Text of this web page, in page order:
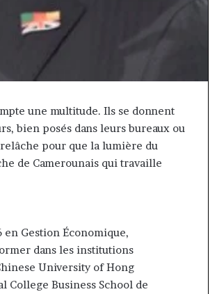
une multitude. Ils se donnent
bien posés dans leurs bureaux ou
pour que la lumière du
de Camerounais qui travaille
en Gestion Économique,
dans les institutions
University of Hong
College Business School de
prend
la
présidence
conseil,
Jean-
Pondi
nommé
vice-
Rose Leke prend la présidence
du conseil, Jean-Emmanuel
Pondi nommé vice-président